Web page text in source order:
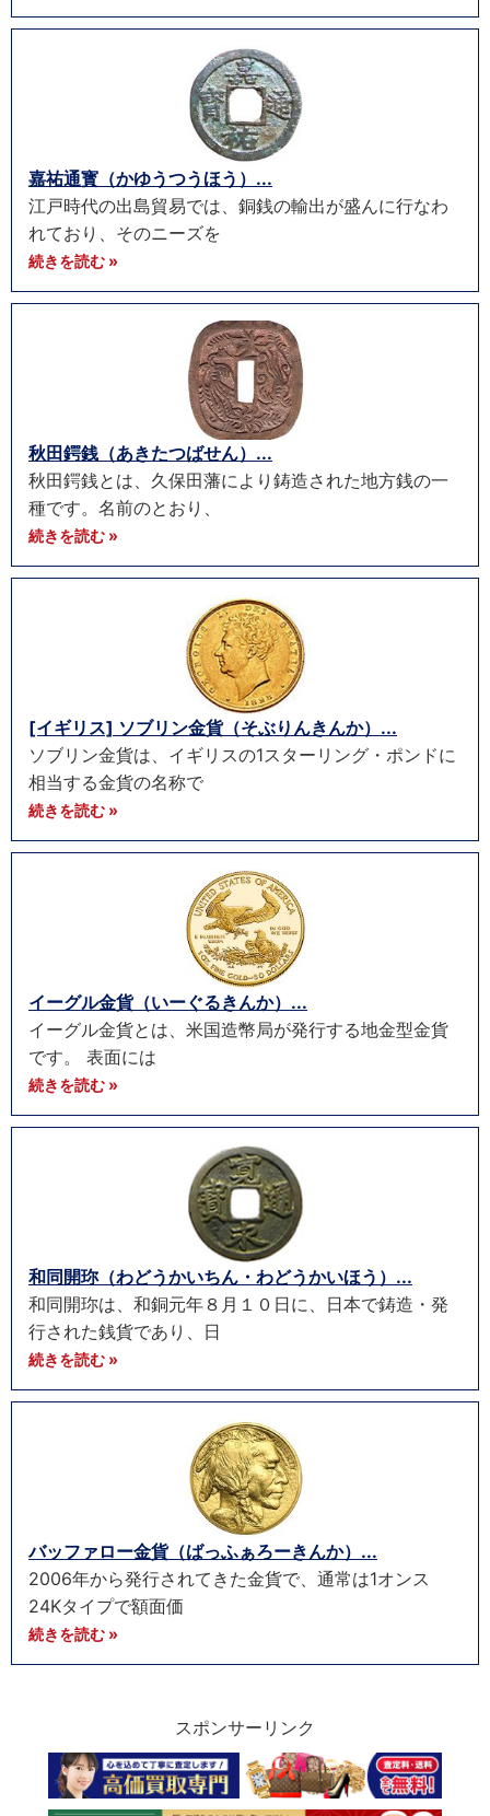
嘉祐通寳（かゆうつうほう）...
江戸時代の出島貿易では、銅銭の輸出が盛んに行なわ
れており、そのニーズを
続きを読む »
秋田鍔銭（あきたつばせん）...
秋田鍔銭とは、久保田藩により鋳造された地方銭の一
種です。名前のとおり、
続きを読む »
[イギリス] ソブリン金貨（そぶりんきんか）...
ソブリン金貨は、イギリスの1スターリング・ポンドに
相当する金貨の名称で
続きを読む »
イーグル金貨（いーぐるきんか）...
イーグル金貨とは、米国造幣局が発行する地金型金貨
です。 表面には
続きを読む »
和同開珎（わどうかいちん・わどうかいほう）...
和同開珎は、和銅元年８月１０日に、日本で鋳造・発
行された銭貨であり、日
続きを読む »
バッファロー金貨（ばっふぁろーきんか）...
2006年から発行されてきた金貨で、通常は1オンス
24Kタイプで額面価
続きを読む »
スポンサーリンク